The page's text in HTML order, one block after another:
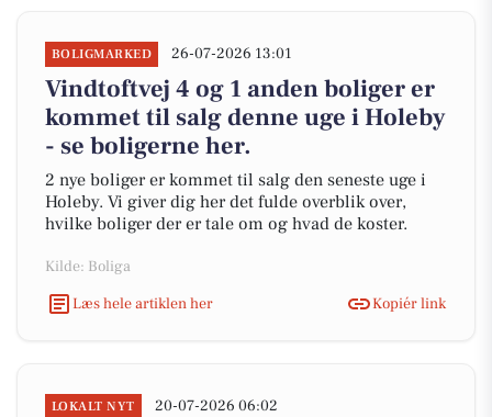
BOLIGMARKED 26-07-2026 13:01
Vindtoftvej 4 og 1 anden boliger er
kommet til salg denne uge i Holeby
- se boligerne her.
2 nye boliger er kommet til salg den seneste uge i
Holeby. Vi giver dig her det fulde overblik over,
hvilke boliger der er tale om og hvad de koster.
Kilde: Boliga
Læs hele artiklen her
Kopiér link
LOKALT NYT 20-07-2026 06:02